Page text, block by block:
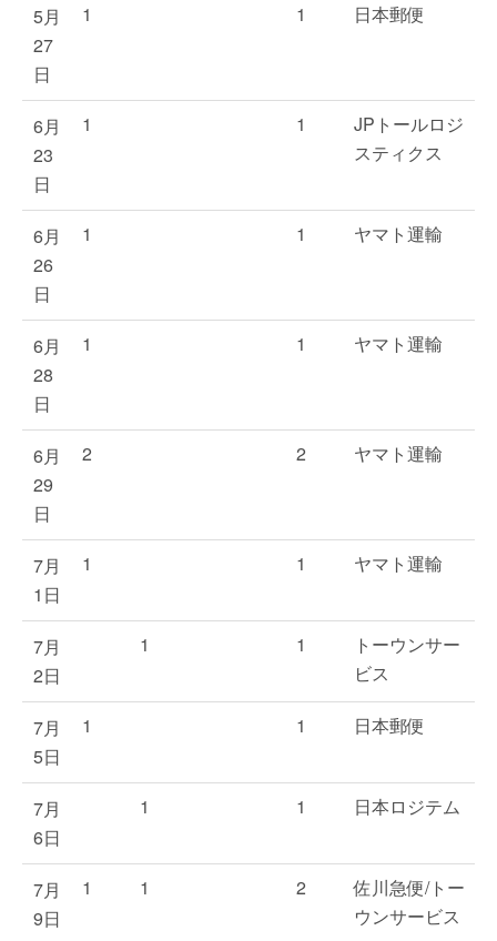
5月
27
日
1 1 日本郵便
6月
23
日
1 1
JPトールロジ
スティクス
6月
26
日
1 1 ヤマト運輸
6月
28
日
1 1 ヤマト運輸
6月
29
日
2 2 ヤマト運輸
7月
1日
1 1 ヤマト運輸
7月
2日
1 1
トーウンサー
ビス
7月
5日
1 1 日本郵便
7月
6日
1 1 日本ロジテム
7月
9日
1 1 2
佐川急便/トー
ウンサービス